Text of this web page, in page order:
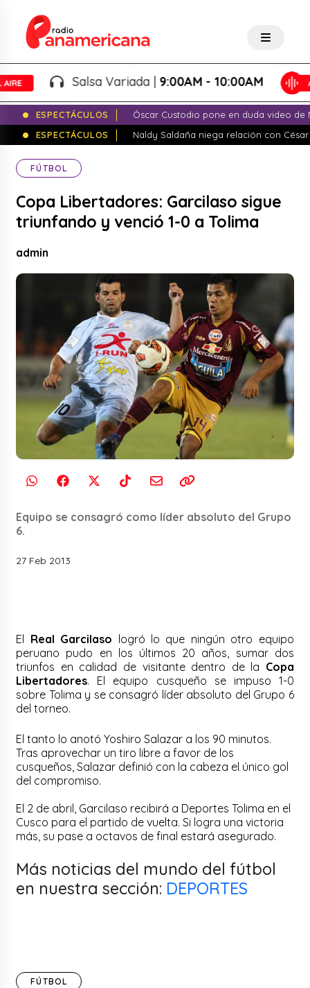
Salsa Variada |9:00AM - 10:00AM
ESPECTÁCULOS
Óscar Custodio pone en duda video de
ESPECTÁCULOS
Naldy Saldaña niega relación con
FÚTBOL
Copa Libertadores: Garcilaso sigue
triunfando y venció 1-0 a Tolima
admin
Equipo se consagró como líder absoluto del Grupo
6.
27 Feb 2013
El Real Garcilaso logró lo que ningún otro equipo
peruano pudo en los últimos 20 años, sumar dos
triunfos en calidad de visitante dentro de la Copa
Libertadores. El equipo cusqueño se impuso 1-0
sobre Tolima y se consagró líder absoluto del Grupo 6
del torneo.
El tanto lo anotó Yoshiro Salazar a los 90 minutos.
Tras aprovechar un tiro libre a favor de los
cusqueños, Salazar definió con la cabeza el único gol
del compromiso.
El 2 de abril, Garcilaso recibirá a Deportes Tolima en el
Cusco para el partido de vuelta. Si logra una victoria
más, su pase a octavos de final estará asegurado.
Más noticias del mundo del fútbol
en nuestra sección: DEPORTES
FÚTBOL